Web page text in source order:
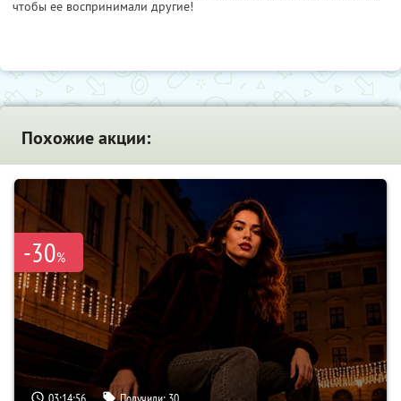
чтобы ее воспринимали другие!
Похожие акции:
-30%